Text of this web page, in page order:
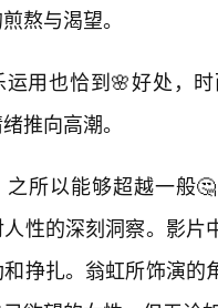
熬与渴望。
运用也恰到🌸好处，
推向高潮。
之所以能够超越一般
性的深刻洞察。影
挣扎。翁虹所饰演